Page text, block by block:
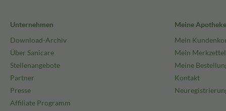
Unternehmen
Download-Archiv
Über Sanicare
Stellenangebote
Partner
Presse
Affiliate Programm
Meine Apotheke
Mein
Mein Merkzettel
Meine
Kontakt